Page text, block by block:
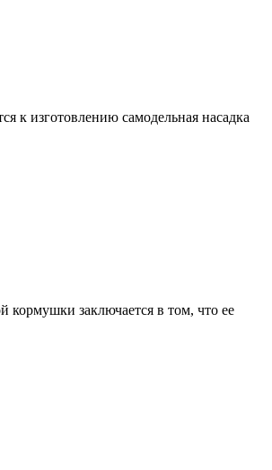
к изготовлению самодельная насадка
кормушки заключается в том, что ее